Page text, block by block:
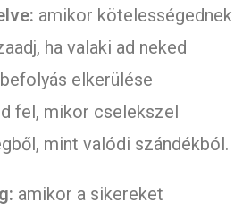
amikor kötelességednek
ha valaki ad neked
elkerülése
fel, mikor cselekszel
mint valódi szándékból.
amikor a sikereket